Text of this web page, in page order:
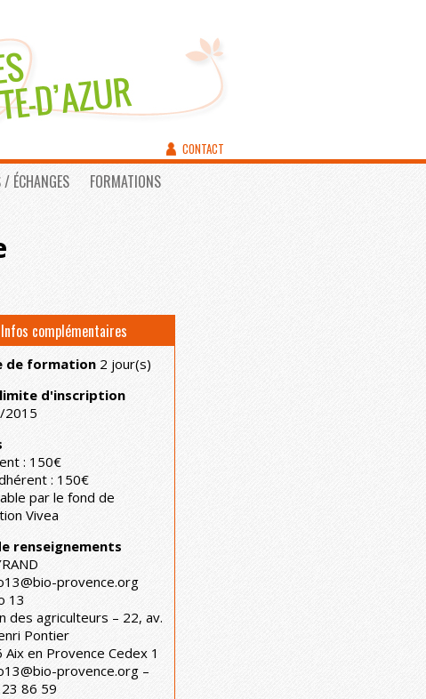
CONTACT
ÉCHANGES FORMATIONS
Infos complémentaires
de formation 2 jour(s)
d'inscription
2015
: 150€
: 150€
par le fond de
Vivea
renseignements
provence.org
13
des agriculteurs – 22, av.
Pontier
Aix en Provence Cedex 1
provence.org –
86 59